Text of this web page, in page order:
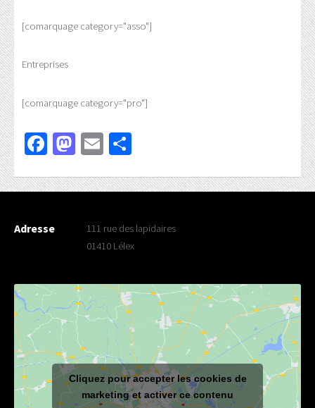
[comarquage category="asso"]
Entreprises
[comarquage category="pro"]
Facebook
Mastodon
Email
Adresse
111 rue des lapidaires
01410 Lélex
Cliquez pour accepter les cookies de
marketing et activer ce contenu